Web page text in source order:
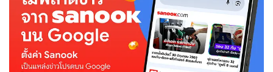
เดนมาร์ก